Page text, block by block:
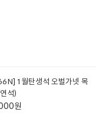
1월탄생석 오벌가넷 목
석)
원